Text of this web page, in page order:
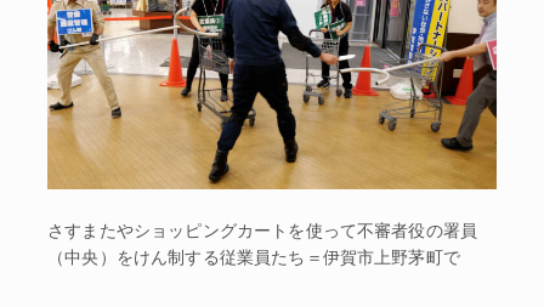
さすまたやショッピングカートを使って不審者役の署員
（中央）をけん制する従業員たち＝伊賀市上野茅町で